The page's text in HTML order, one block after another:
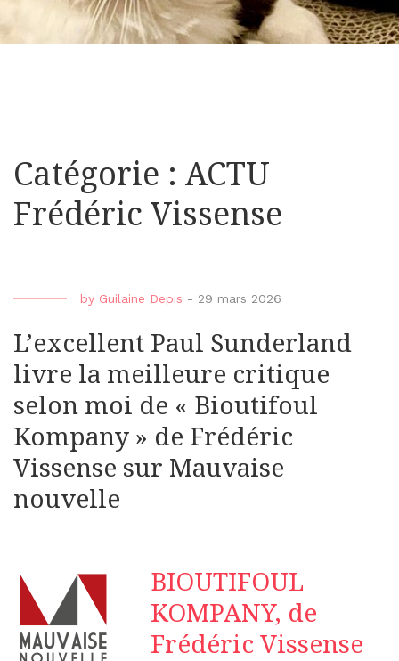
Catégorie : ACTU
Frédéric Vissense
by Guilaine Depis - 29 mars 2026
L’excellent Paul Sunderland
livre la meilleure critique
selon moi de « Bioutifoul
Kompany » de Frédéric
Vissense sur Mauvaise
nouvelle
BIOUTIFOUL
KOMPANY, de
Frédéric Vissense